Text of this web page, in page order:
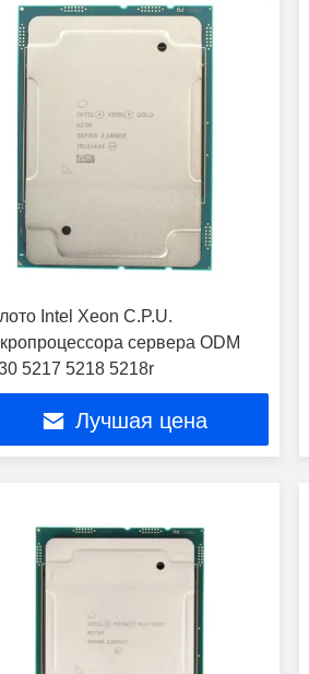
Intel Xeon C.P.U.
сервера ODM
5217 5218 5218r
Лучшая цена